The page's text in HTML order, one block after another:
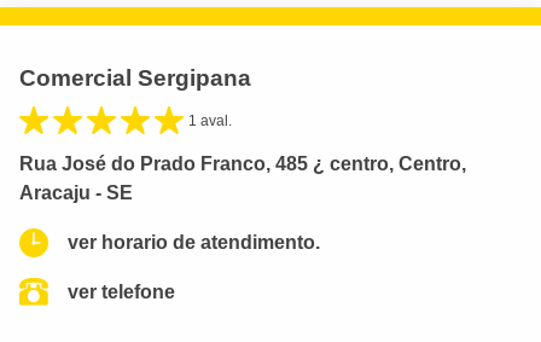
Comercial Sergipana
1 aval.
Rua José do Prado Franco, 485 ¿ centro, Centro,
Aracaju - SE
ver horario de atendimento.
ver telefone